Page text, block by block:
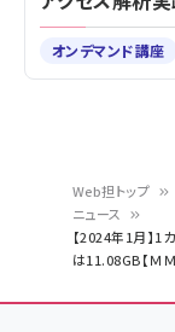
く
Web担トップ
ニュース
【2024年1月】1
は11.08GB【Ｍ
オンデマンド講座